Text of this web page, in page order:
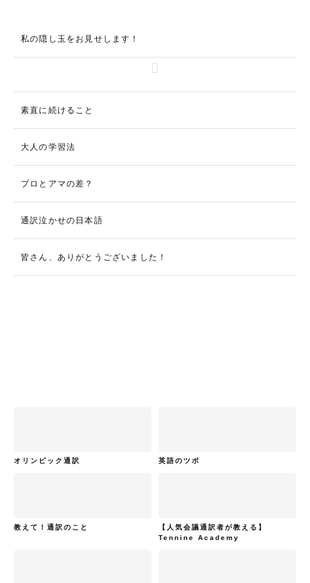
私の隠し玉をお見せします！
素直に続けること
大人の学習法
プロとアマの差？
通訳泣かせの日本語
皆さん、ありがとうございました！
オリンピック通訳 英語のツボ
教えて！通訳のこと
【人気会議通訳者が教える】
Tennine Academy